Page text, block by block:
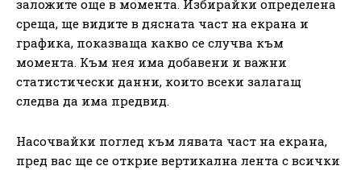
заложите още в момента. Избирайки определена
среща, ще видите в дясната част на екрана и
графика, показваща какво се случва към
момента. Към нея има добавени и важни
статистически данни, които всеки залагащ
следва да има предвид.
Насочвайки поглед към лявата част на екрана,
пред вас ще се открие вертикална лента с всички